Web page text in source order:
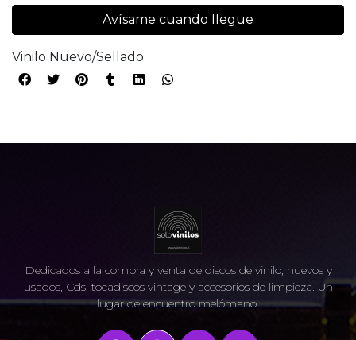
Avísame cuando llegue
Vinilo Nuevo/Sellado
Dedicados a la compra y venta de discos de vinilo, nuevos y
usados, Cds, tocadiscos vintage y accesorios de limpieza. Un
lugar de encuentro melómano.